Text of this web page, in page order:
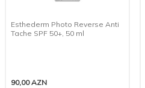
Esthederm Photo Reverse Anti
Tache SPF 50+, 50 ml
90,00AZN